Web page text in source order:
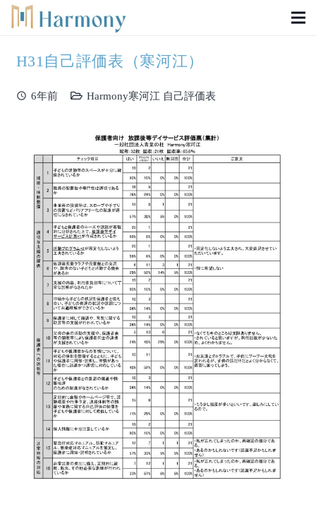
H31自己評価表（寒河江）
schedule 6年前 Harmony寒河江 自己評価表